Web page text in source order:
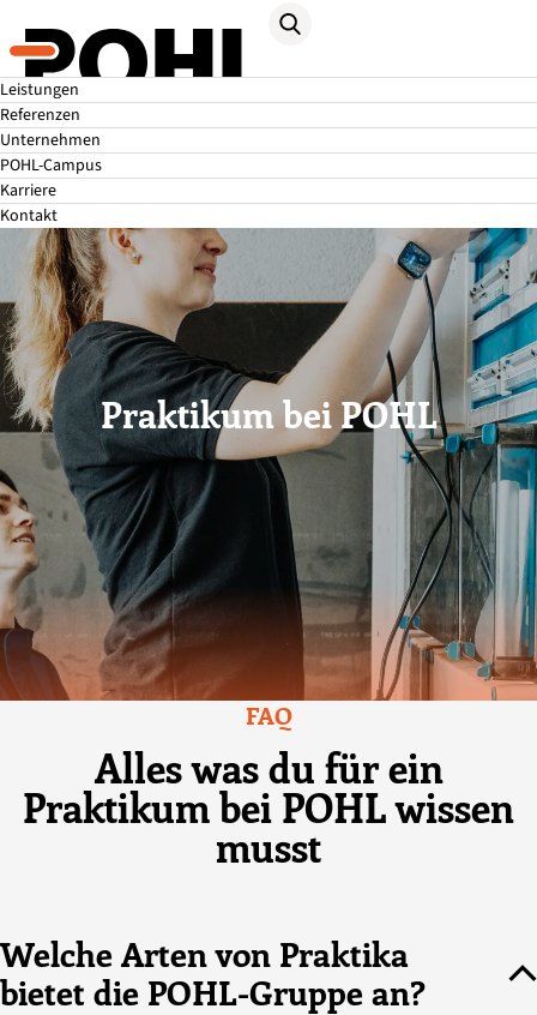
Leistungen
Referenzen
Unternehmen
POHL-Campus
Karriere
Kontakt
Praktikum bei POHL
FAQ
Alles was du für ein
Praktikum bei POHL wissen
musst
Welche Arten von Praktika
bietet die POHL-Gruppe an?